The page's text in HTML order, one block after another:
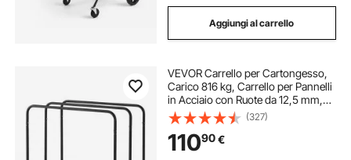
Aggiungi al carrello
VEVOR Carrello per Cartongesso,
Carico 816 kg, Carrello per Pannelli
in Acciaio con Ruote da 12,5 mm,
per Cartongesso in Legno con
Cinghia di Ancoraggio e 3
Corrimano Laterali per Garage,
Nero
(327)
11090€